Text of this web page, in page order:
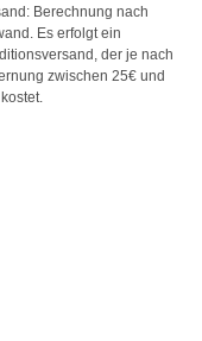
Berechnung nach
Es erfolgt ein
der je nach
zwischen 25€ und